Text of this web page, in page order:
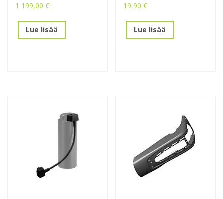
1 199,00 €
Lue lisää
19,90€
Lue lisää